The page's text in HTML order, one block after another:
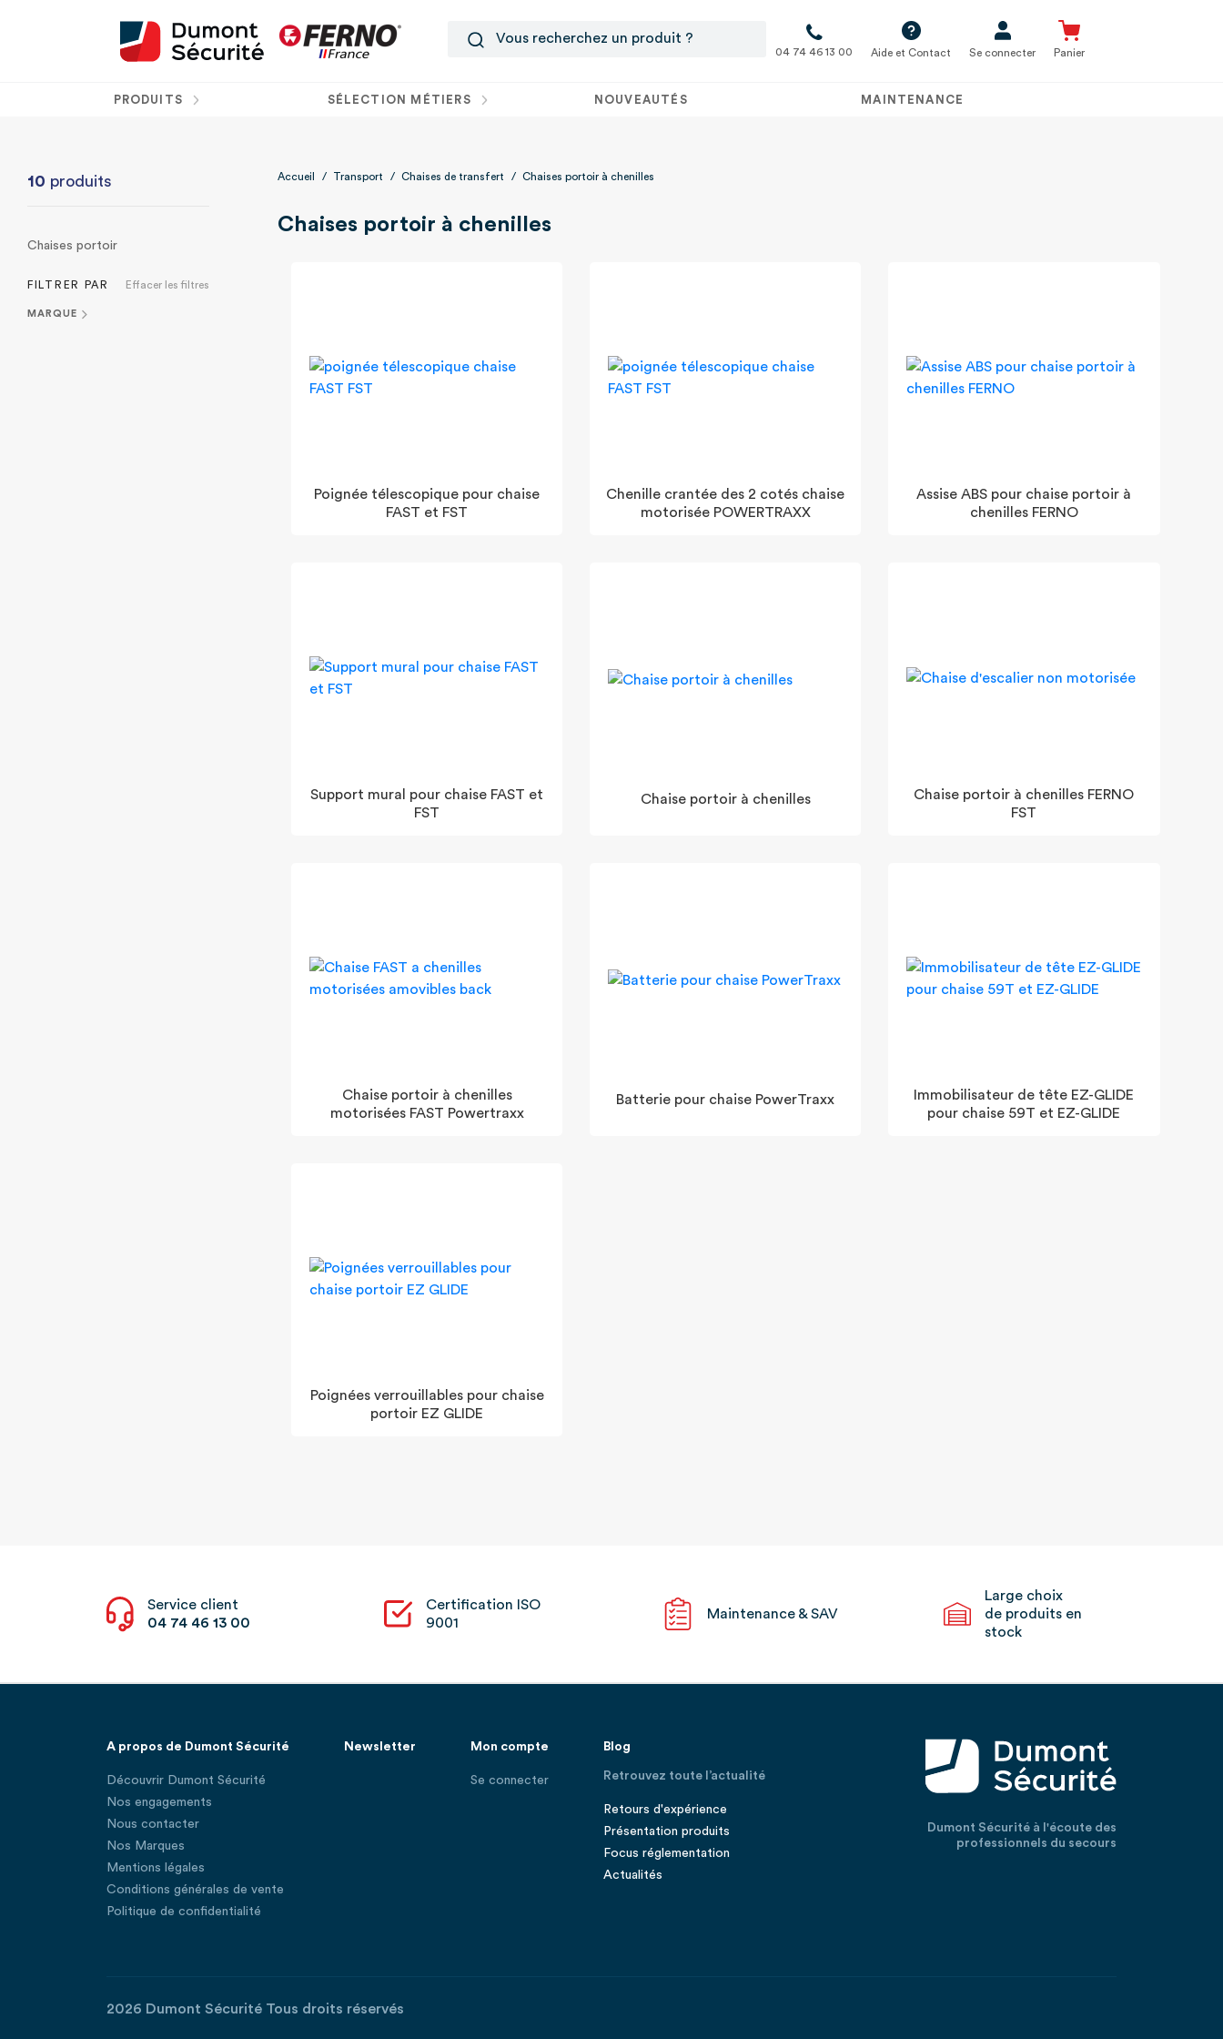
04 74 46 13 00 Aide et Contact Se connecter Panier
PRODUITS SÉLECTION MÉTIERS NOUVEAUTÉS MAINTENANCE
10 produits
Chaises portoir
FILTRER PAR Effacer les filtres
MARQUE
Accueil / Transport / Chaises de transfert / Chaises portoir à chenilles
Chaises portoir à chenilles
Poignée télescopique pour chaise
FAST et FST
Chenille crantée des 2 cotés chaise
motorisée POWERTRAXX
Assise ABS pour chaise portoir à
chenilles FERNO
Support mural pour chaise FAST et
FST
Chaise portoir à chenilles
Chaise portoir à chenilles FERNO
FST
Chaise portoir à chenilles
motorisées FAST Powertraxx
Batterie pour chaise PowerTraxx
Immobilisateur de tête EZ-GLIDE
pour chaise 59T et EZ-GLIDE
Poignées verrouillables pour chaise
portoir EZ GLIDE
Service client
04 74 46 13 00
Certification ISO
9001
Maintenance & SAV
Large choix
de produits en
stock
A propos de Dumont Sécurité
Découvrir Dumont Sécurité
Nos engagements
Nous contacter
Nos Marques
Mentions légales
Conditions générales de vente
Politique de confidentialité
Newsletter Mon compte
Se connecter
Blog
Retrouvez toute l’actualité
Retours d'expérience
Présentation produits
Focus réglementation
Actualités
Dumont Sécurité à l'écoute des
professionnels du secours
2026 Dumont Sécurité Tous droits réservés